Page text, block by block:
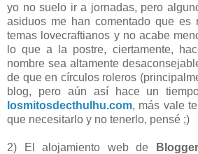
yo no suelo ir a jornadas, pero
asiduos me han comentado que es
temas lovecraftianos y no acabe
lo que a la postre, ciertamente,
nombre sea altamente
de que en círculos roleros
blog, pero aún así hace un
losmitosdecthulhu.com, más vale
que necesitarlo y no tenerlo, pensé ;)
2) El alojamiento web de Blogger